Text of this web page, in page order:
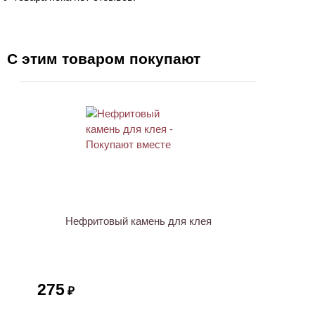
С этим товаром покупают
Нефритовый камень для клея
275 ₽